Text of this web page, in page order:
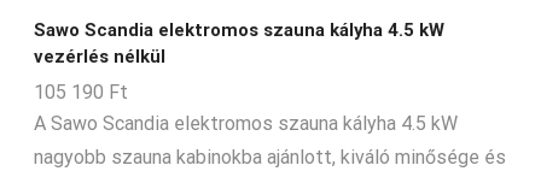
Sawo Scandia elektromos szauna kályha 4.5 kW
vezérlés nélkül
105 190 Ft
A Sawo Scandia elektromos szauna kályha 4.5 kW
nagyobb szauna kabinokba ajánlott, kiváló minősége és